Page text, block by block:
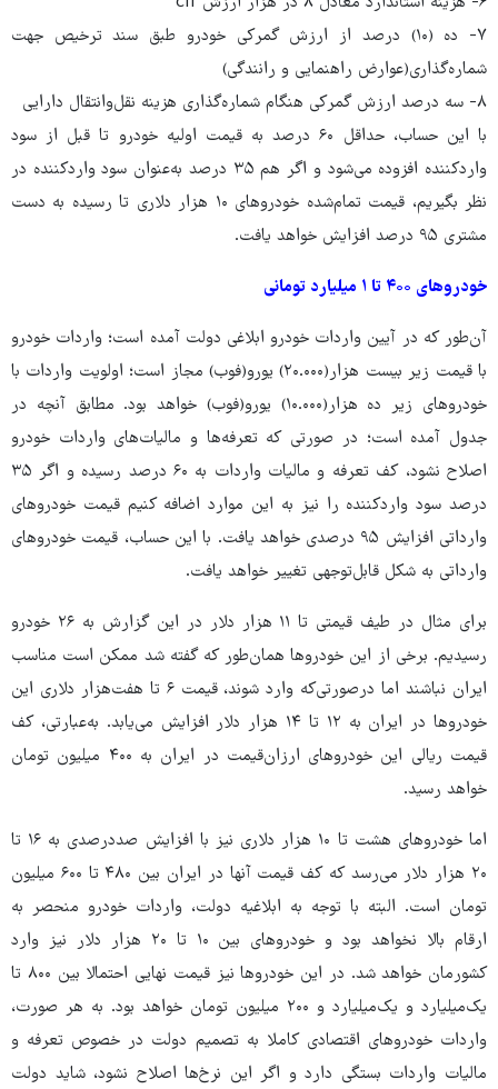
۷- ده (۱۰) درصد از ارزش گمرکی خودرو طبق سند ترخیص جهت
شماره‌گذاری(عوارض راهنمایی و رانندگی)
۸- سه درصد ارزش گمرکی هنگام شماره‌گذاری هزینه نقل‌وانتقال دارایی
با این حساب، حداقل ۶۰ درصد به قیمت اولیه خودرو تا قبل از سود
واردکننده افزوده می‌شود و اگر هم ۳۵ درصد به‌عنوان سود واردکننده در
نظر بگیریم، قیمت تمام‌شده خودروهای ۱۰ هزار دلاری تا رسیده به دست
مشتری ۹۵ درصد افزایش خواهد یافت.
خودروهای ۴۰۰ تا ۱ میلیارد تومانی
آن‌طور که در آیین واردات خودرو ابلاغی دولت آمده است؛ واردات خودرو
با قیمت زیر بیست هزار(۲۰.۰۰۰) یورو(فوب) مجاز است؛ اولویت واردات با
خودروهای زیر ده هزار(۱۰.۰۰۰) یورو(فوب) خواهد بود. مطابق آنچه در
جدول آمده است؛ در صورتی که تعرفه‌ها و مالیات‌های واردات خودرو
اصلاح نشود، کف تعرفه و مالیات واردات به ۶۰ درصد رسیده و اگر ۳۵
درصد سود واردکننده را نیز به این موارد اضافه کنیم قیمت خودروهای
وارداتی افزایش ۹۵ درصدی خواهد یافت. با این حساب، قیمت خودروهای
وارداتی به شکل قابل‌توجهی تغییر خواهد یافت.
برای مثال در طیف قیمتی تا ۱۱ هزار دلار در این گزارش به ۲۶ خودرو
رسیدیم. برخی از این خودروها همان‌طور که گفته شد ممکن است مناسب
ایران نباشند اما درصورتی‌که وارد شوند، قیمت ۶ تا هفت‌هزار دلاری این
خودروها در ایران به ۱۲ تا ۱۴ هزار دلار افزایش می‌یابد. به‌عبارتی، کف
قیمت ریالی این خودروهای ارزان‌قیمت در ایران به ۴۰۰ میلیون تومان
خواهد رسید.
اما خودروهای هشت تا ۱۰ هزار دلاری نیز با افزایش صددرصدی به ۱۶ تا
۲۰ هزار دلار می‌رسد که کف قیمت آنها در ایران بین ۴۸۰ تا ۶۰۰ میلیون
تومان است. البته با توجه به ابلاغیه دولت، واردات خودرو منحصر به
ارقام بالا نخواهد بود و خودروهای بین ۱۰ تا ۲۰ هزار دلار نیز وارد
کشورمان خواهد شد. در این خودروها نیز قیمت نهایی احتمالا بین ۸۰۰ تا
یک‌میلیارد و یک‌میلیارد و ۲۰۰ میلیون تومان خواهد بود. به هر صورت،
واردات خودروهای اقتصادی کاملا به تصمیم دولت در خصوص تعرفه و
مالیات واردات بستگی دارد و اگر این نرخ‌ها اصلاح نشود، شاید دولت